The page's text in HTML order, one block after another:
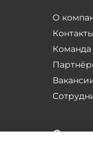
О
Контакты
Команда